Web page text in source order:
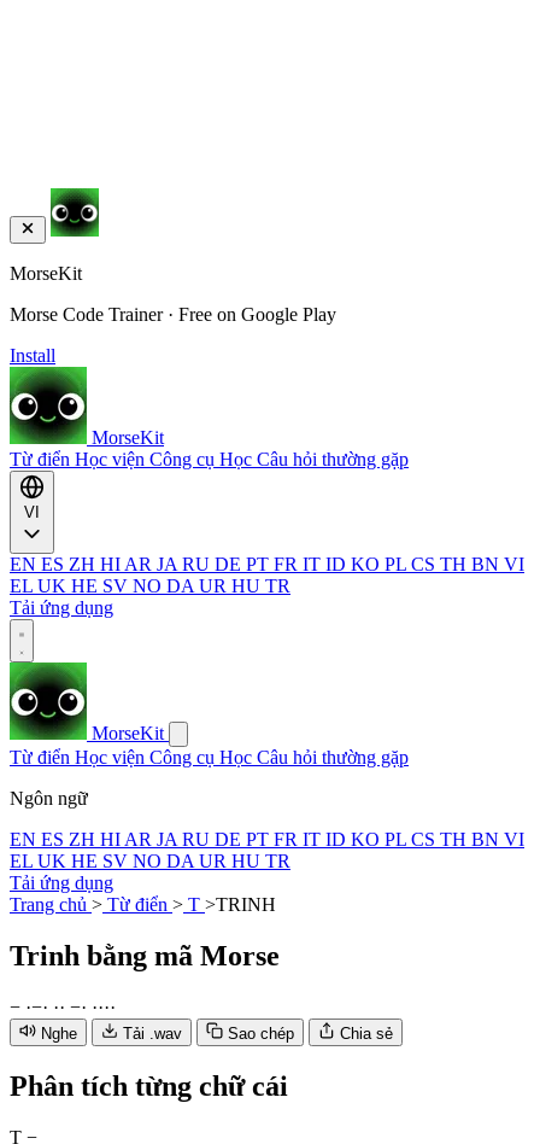
MorseKit
Morse Code Trainer · Free on Google Play
Install
MorseKit
Từ điển Học viện Công cụ Học Câu hỏi thường gặp
EN ES ZH HI AR JA RU DE PT FR IT ID KO PL CS TH BN VI
EL UK HE SV NO DA UR HU TR
Tải ứng dụng
MorseKit
Từ điển Học viện Công cụ Học Câu hỏi thường gặp
Ngôn ngữ
EN ES ZH HI AR JA RU DE PT FR IT ID KO PL CS TH BN VI
EL UK HE SV NO DA UR HU TR
Tải ứng dụng
Trang chủ > Từ điển > T >TRINH
Trinh bằng mã Morse
− ·−· ·· −· ····
Nghe Tải .wav Sao chép Chia sẻ
Phân tích từng chữ cái
T −